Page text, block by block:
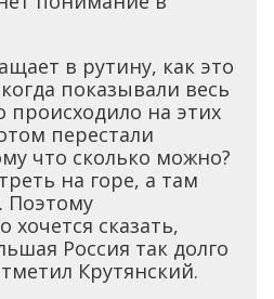
в рутину, как это
показывали весь
происходило на этих
перестали
что сколько можно?
на горе, а там
Поэтому
хочется сказать,
Россия так долго
Крутянский.